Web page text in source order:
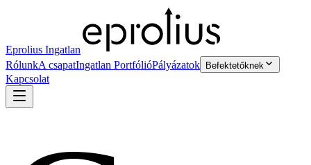
Eprolius Ingatlan
RólunkA csapatIngatlan PortfólióPályázatok Befektetőknek
Kapcsolat